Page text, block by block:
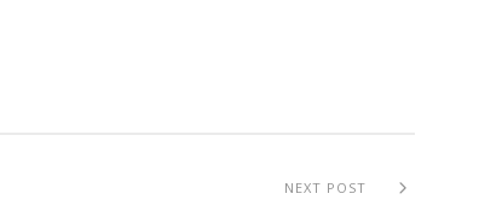
NEXT POST